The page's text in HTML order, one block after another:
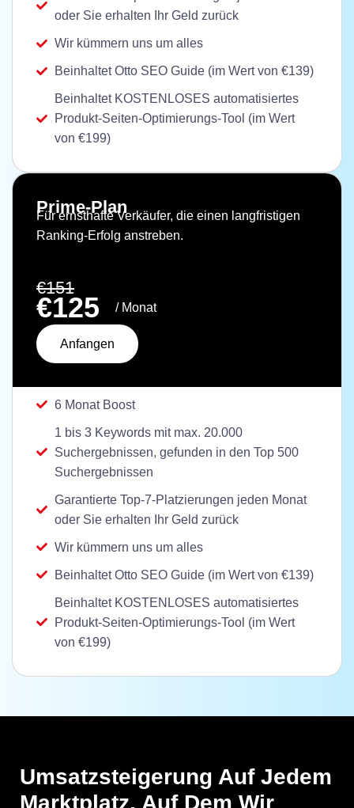
oder Sie erhalten Ihr Geld zurück
Wir kümmern uns um alles
Beinhaltet Otto SEO Guide (im Wert von €139)
Beinhaltet KOSTENLOSES automatisiertes
Produkt-Seiten-Optimierungs-Tool (im Wert
von €199)
Prime-Plan
Für ernsthafte Verkäufer, die einen langfristigen
Ranking-Erfolg anstreben.
€151
€125 / Monat
Anfangen
6 Monat Boost
1 bis 3 Keywords mit max. 20.000
Suchergebnissen, gefunden in den Top 500
Suchergebnissen
Garantierte Top-7-Platzierungen jeden Monat
oder Sie erhalten Ihr Geld zurück
Wir kümmern uns um alles
Beinhaltet Otto SEO Guide (im Wert von €139)
Beinhaltet KOSTENLOSES automatisiertes
Produkt-Seiten-Optimierungs-Tool (im Wert
von €199)
Umsatzsteigerung Auf Jedem
Marktplatz, Auf Dem Wir